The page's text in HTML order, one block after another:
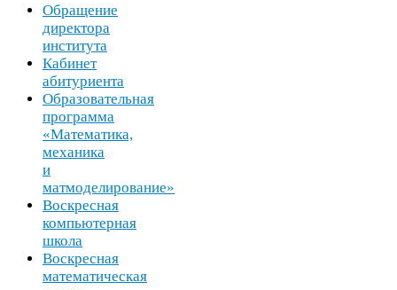
Обращение
директора
института
Кабинет
абитуриента
Образовательная
программа
«Математика,
механика
и
матмоделирование»
Воскресная
компьютерная
школа
Воскресная
математическая